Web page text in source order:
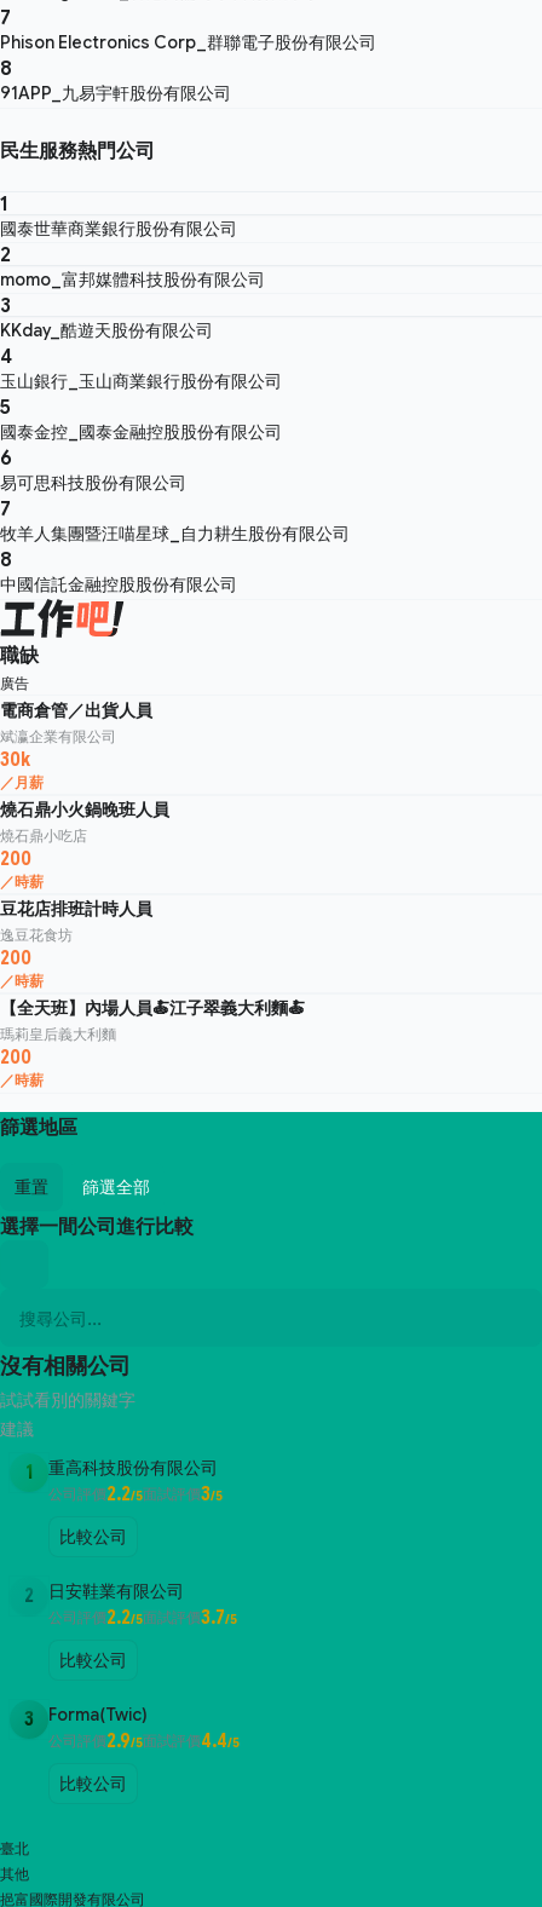
7
Phison Electronics Corp_群聯電子股份有限公司
8
91APP_九易宇軒股份有限公司
民生服務熱門公司
1
國泰世華商業銀行股份有限公司
2
momo_富邦媒體科技股份有限公司
3
KKday_酷遊天股份有限公司
4
玉山銀行_玉山商業銀行股份有限公司
5
國泰金控_國泰金融控股股份有限公司
6
易可思科技股份有限公司
7
牧羊人集團暨汪喵星球_自力耕生股份有限公司
8
中國信託金融控股股份有限公司
職缺
廣告
電商倉管／出貨人員
斌瀛企業有限公司
30k
／月薪
燒石鼎小火鍋晚班人員
燒石鼎小吃店
200
／時薪
豆花店排班計時人員
逸豆花食坊
200
／時薪
【全天班】內場人員🍝江子翠義大利麵🍝
瑪莉皇后義大利麵
200
／時薪
篩選地區
重置 篩選全部
選擇一間公司進行比較
沒有相關公司
試試看別的關鍵字
建議
1 重高科技股份有限公司
公司評價2.2/5面試評價3/5
比較公司
2 日安鞋業有限公司
公司評價2.2/5面試評價3.7/5
比較公司
3 Forma(Twic)
公司評價2.9/5面試評價4.4/5
比較公司
臺北
其他
挹富國際開發有限公司